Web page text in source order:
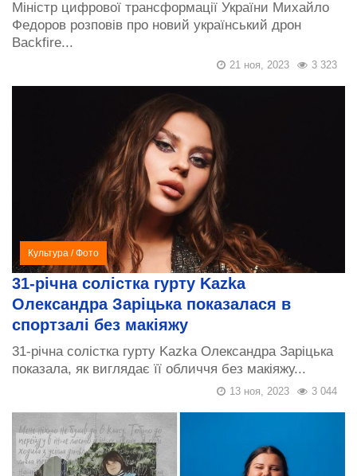
Міністр цифрової трансформації України Михайло
Федоров розповів про новий український дрон
Backfire...
3 323
21 ноя, 2023
Культура /Фото
31-річна солістка гурту Kazka
Олександра Заріцька показалася в
спортзалі без макіяжу
31-річна солістка гурту Kazka Олександра Заріцька
показала, як виглядає її обличчя без макіяжу...
3 044
13 ноя, 2023